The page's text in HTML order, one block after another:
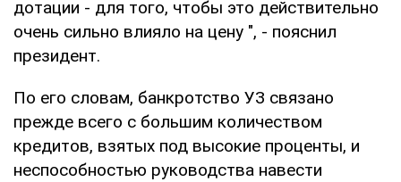
дотации - для того, чтобы это действительно
очень сильно влияло на цену ", - пояснил
президент.
По его словам, банкротство УЗ связано
прежде всего с большим количеством
кредитов, взятых под высокие проценты, и
неспособностью руководства навести